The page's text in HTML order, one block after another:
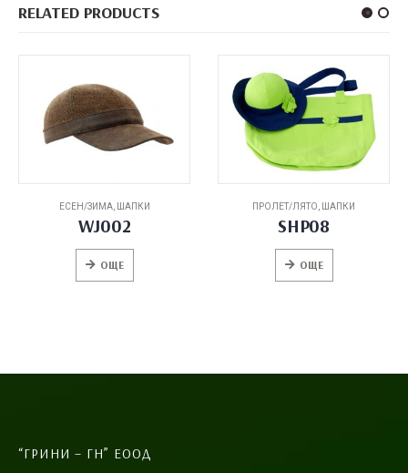
RELATED PRODUCTS
ПРОЛЕТ/ЛЯТО ШАПКИ
SHP08
ОЩЕ
ЕСЕН/ЗИМА,ШАПКИ
WU015
ОЩЕ
“ГРИНИ – ГН” ЕООД